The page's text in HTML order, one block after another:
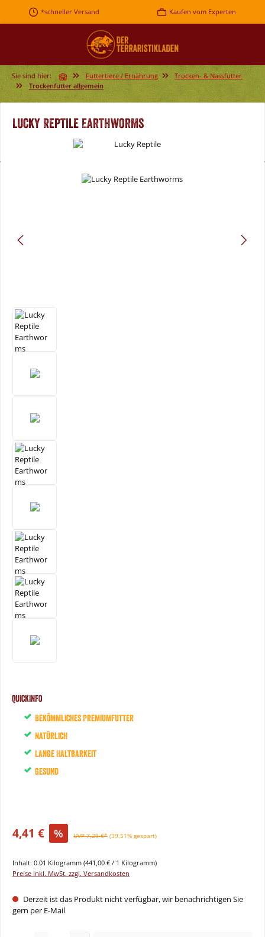
Zum Hauptinhalt springen
*schneller Versand Kaufen vom Experten
Sie sind hier: Futtertiere / Ernährung
Trocken- & Nassfutter
Trockenfutter allgemein
Lucky Reptile Earthworms
Bildergalerie überspringen
QuickInfo
Bekömmliches Premiumfutter
Natürlich
Lange Haltbarkeit
Gesund
4,41 € % UVP 7,29 €* (39.51% gespart)
Inhalt: 0.01 Kilogramm (441,00 € / 1 Kilogramm)
Preise inkl. MwSt. zzgl. Versandkosten
Derzeit ist das Produkt nicht verfügbar, wir benachrichtigen Sie
gern per E-Mail